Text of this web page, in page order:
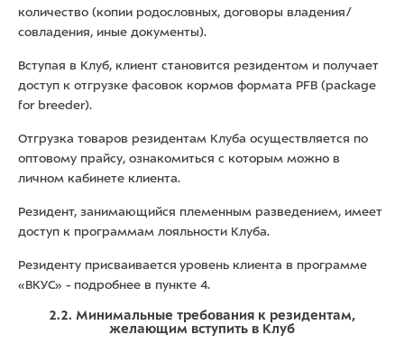
количество (копии родословных, договоры владения/
совладения, иные документы).
Вступая в Клуб, клиент становится резидентом и получает
доступ к отгрузке фасовок кормов формата PFB (package
for breeder).
Отгрузка товаров резидентам Клуба осуществляется по
оптовому прайсу, ознакомиться с которым можно в
личном кабинете клиента.
Резидент, занимающийся племенным разведением, имеет
доступ к программам лояльности Клуба.
Резиденту присваивается уровень клиента в программе
«ВКУС» - подробнее в пункте 4.
2.2. Минимальные требования к резидентам,
желающим вступить в Клуб